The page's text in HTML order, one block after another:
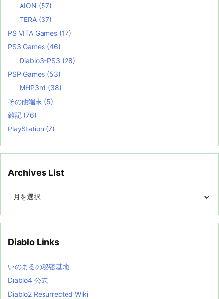
AION (57)
TERA (37)
PS VITA Games (17)
PS3 Games (46)
Diablo3-PS3 (28)
PSP Games (53)
MHP3rd (38)
その他端末 (5)
雑記 (76)
PlayStation (7)
Archives List
e
i
s
t
Diablo Links
いのまるの秘密基地
Diablo4 公式
Diablo2 Resurrected Wiki